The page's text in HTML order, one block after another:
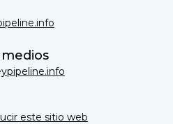
este sitio web